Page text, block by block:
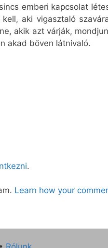
emberi kapcsolat
aki vigasztaló
akik azt várják,
akad bőven látnivaló.
.
Learn how your